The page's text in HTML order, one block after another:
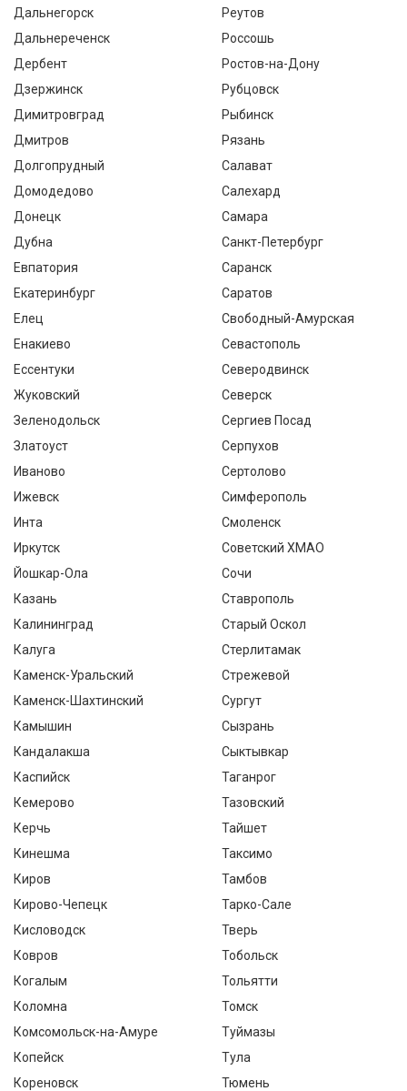
Дальнегорск
Дальнереченск
Дербент
Дзержинск
Димитровград
Дмитров
Долгопрудный
Домодедово
Донецк
Дубна
Евпатория
Екатеринбург
Елец
Енакиево
Ессентуки
Жуковский
Зеленодольск
Златоуст
Иваново
Ижевск
Инта
Иркутск
Йошкар-Ола
Казань
Калининград
Калуга
Каменск-Уральский
Каменск-Шахтинский
Камышин
Кандалакша
Каспийск
Кемерово
Керчь
Кинешма
Киров
Кирово-Чепецк
Кисловодск
Ковров
Когалым
Коломна
Комсомольск-на-Амуре
Копейск
Кореновск
Реутов
Россошь
Ростов-на-Дону
Рубцовск
Рыбинск
Рязань
Салават
Салехард
Самара
Санкт-Петербург
Саранск
Саратов
Свободный-Амурская
Севастополь
Северодвинск
Северск
Сергиев Посад
Серпухов
Сертолово
Симферополь
Смоленск
Советский ХМАО
Сочи
Ставрополь
Старый Оскол
Стерлитамак
Стрежевой
Сургут
Сызрань
Сыктывкар
Таганрог
Тазовский
Тайшет
Таксимо
Тамбов
Тарко-Сале
Тверь
Тобольск
Тольятти
Томск
Туймазы
Тула
Тюмень